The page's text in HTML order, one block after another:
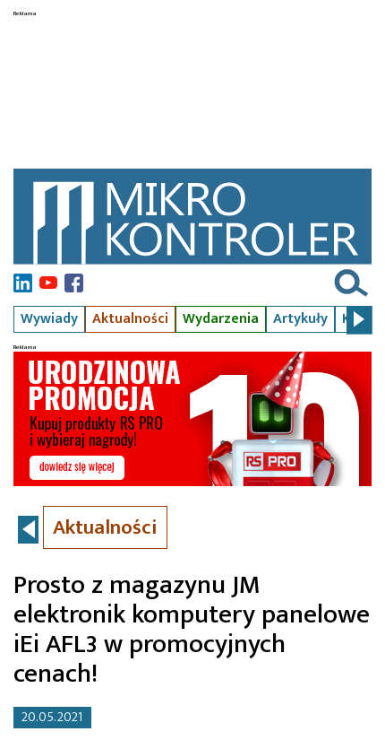
Wywiady Aktualności Wydarzenia Artykuły Kursy
Aktualności
Prosto z magazynu JM
elektronik komputery panelowe
iEi AFL3 w promocyjnych
cenach!
20.05.2021